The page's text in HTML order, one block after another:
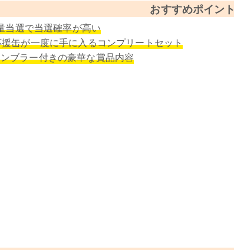
おすすめポイント
当選で当選確率が高い
缶が一度に手に入るコンプリートセット
ブラー付きの豪華な賞品内容